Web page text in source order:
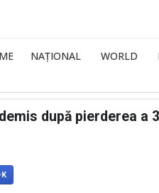
NAȚIONAL WORLD
după pierderea a